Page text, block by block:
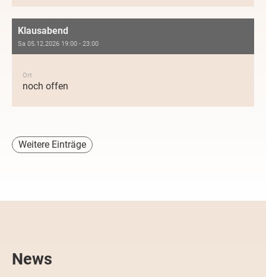
Klausabend
Sa 05.12.2026 19:00 - 23:00
Ort
noch offen
Weitere Einträge
News